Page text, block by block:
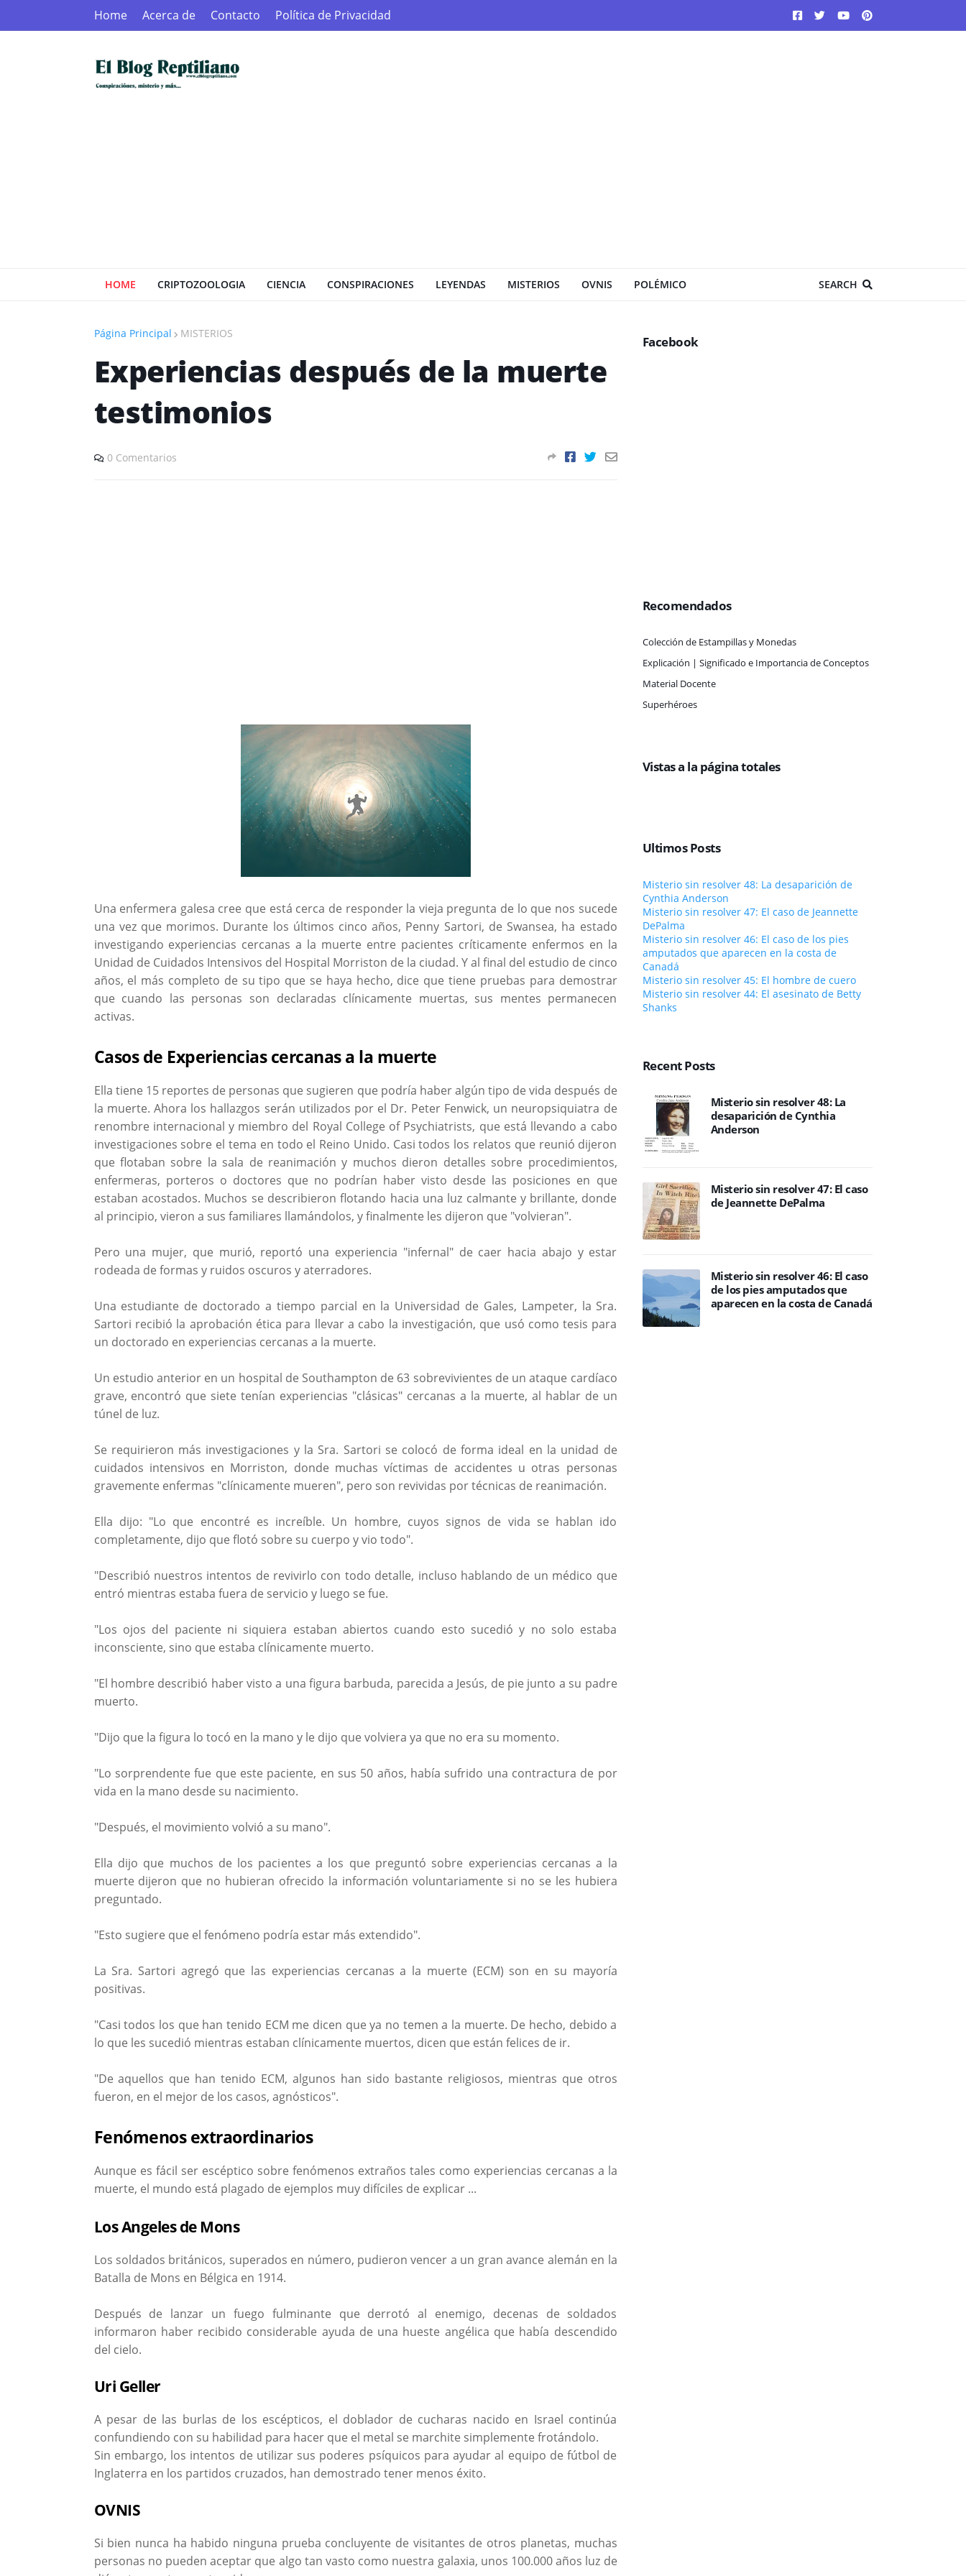
Home Acerca de Contacto Política de Privacidad
HOME CRIPTOZOOLOGIA CIENCIA CONSPIRACIONES LEYENDAS MISTERIOS OVNIS POLÉMICO SEARCH
Página Principal MISTERIOS
Experiencias después de la muerte
testimonios
0 Comentarios
Una enfermera galesa cree que está cerca de responder la vieja pregunta de lo que nos sucede
una vez que morimos. Durante los últimos cinco años, Penny Sartori, de Swansea, ha estado
investigando experiencias cercanas a la muerte entre pacientes críticamente enfermos en la
Unidad de Cuidados Intensivos del Hospital Morriston de la ciudad. Y al final del estudio de cinco
años, el más completo de su tipo que se haya hecho, dice que tiene pruebas para demostrar
que cuando las personas son declaradas clínicamente muertas, sus mentes permanecen
activas.
Casos de Experiencias cercanas a la muerte
Ella tiene 15 reportes de personas que sugieren que podría haber algún tipo de vida después de
la muerte. Ahora los hallazgos serán utilizados por el Dr. Peter Fenwick, un neuropsiquiatra de
renombre internacional y miembro del Royal College of Psychiatrists, que está llevando a cabo
investigaciones sobre el tema en todo el Reino Unido. Casi todos los relatos que reunió dijeron
que flotaban sobre la sala de reanimación y muchos dieron detalles sobre procedimientos,
enfermeras, porteros o doctores que no podrían haber visto desde las posiciones en que
estaban acostados. Muchos se describieron flotando hacia una luz calmante y brillante, donde
al principio, vieron a sus familiares llamándolos, y finalmente les dijeron que "volvieran".
Pero una mujer, que murió, reportó una experiencia "infernal" de caer hacia abajo y estar
rodeada de formas y ruidos oscuros y aterradores.
Una estudiante de doctorado a tiempo parcial en la Universidad de Gales, Lampeter, la Sra.
Sartori recibió la aprobación ética para llevar a cabo la investigación, que usó como tesis para
un doctorado en experiencias cercanas a la muerte.
Un estudio anterior en un hospital de Southampton de 63 sobrevivientes de un ataque cardíaco
grave, encontró que siete tenían experiencias "clásicas" cercanas a la muerte, al hablar de un
túnel de luz.
Se requirieron más investigaciones y la Sra. Sartori se colocó de forma ideal en la unidad de
cuidados intensivos en Morriston, donde muchas víctimas de accidentes u otras personas
gravemente enfermas "clínicamente mueren", pero son revividas por técnicas de reanimación.
Ella dijo: "Lo que encontré es increíble. Un hombre, cuyos signos de vida se hablan ido
completamente, dijo que flotó sobre su cuerpo y vio todo".
"Describió nuestros intentos de revivirlo con todo detalle, incluso hablando de un médico que
entró mientras estaba fuera de servicio y luego se fue.
"Los ojos del paciente ni siquiera estaban abiertos cuando esto sucedió y no solo estaba
inconsciente, sino que estaba clínicamente muerto.
"El hombre describió haber visto a una figura barbuda, parecida a Jesús, de pie junto a su padre
muerto.
"Dijo que la figura lo tocó en la mano y le dijo que volviera ya que no era su momento.
"Lo sorprendente fue que este paciente, en sus 50 años, había sufrido una contractura de por
vida en la mano desde su nacimiento.
"Después, el movimiento volvió a su mano".
Ella dijo que muchos de los pacientes a los que preguntó sobre experiencias cercanas a la
muerte dijeron que no hubieran ofrecido la información voluntariamente si no se les hubiera
preguntado.
"Esto sugiere que el fenómeno podría estar más extendido".
La Sra. Sartori agregó que las experiencias cercanas a la muerte (ECM) son en su mayoría
positivas.
"Casi todos los que han tenido ECM me dicen que ya no temen a la muerte. De hecho, debido a
lo que les sucedió mientras estaban clínicamente muertos, dicen que están felices de ir.
"De aquellos que han tenido ECM, algunos han sido bastante religiosos, mientras que otros
fueron, en el mejor de los casos, agnósticos".
Fenómenos extraordinarios
Aunque es fácil ser escéptico sobre fenómenos extraños tales como experiencias cercanas a la
muerte, el mundo está plagado de ejemplos muy difíciles de explicar ...
Los Angeles de Mons
Los soldados británicos, superados en número, pudieron vencer a un gran avance alemán en la
Batalla de Mons en Bélgica en 1914.
Después de lanzar un fuego fulminante que derrotó al enemigo, decenas de soldados
informaron haber recibido considerable ayuda de una hueste angélica que había descendido
del cielo.
Uri Geller
A pesar de las burlas de los escépticos, el doblador de cucharas nacido en Israel continúa
confundiendo con su habilidad para hacer que el metal se marchite simplemente frotándolo.
Sin embargo, los intentos de utilizar sus poderes psíquicos para ayudar al equipo de fútbol de
Inglaterra en los partidos cruzados, han demostrado tener menos éxito.
OVNIS
Si bien nunca ha habido ninguna prueba concluyente de visitantes de otros planetas, muchas
personas no pueden aceptar que algo tan vasto como nuestra galaxia, unos 100.000 años luz de
Facebook
Recomendados
Colección de Estampillas y Monedas
Explicación | Significado e Importancia de Conceptos
Material Docente
Superhéroes
Vistas a la página totales
Ultimos Posts
Misterio sin resolver 48: La desaparición de
Cynthia Anderson
Misterio sin resolver 47: El caso de Jeannette
DePalma
Misterio sin resolver 46: El caso de los pies
amputados que aparecen en la costa de
Canadá
Misterio sin resolver 45: El hombre de cuero
Misterio sin resolver 44: El asesinato de Betty
Shanks
Recent Posts
Misterio sin resolver 48: La
desaparición de Cynthia
Anderson
Misterio sin resolver 47: El caso
de Jeannette DePalma
Misterio sin resolver 46: El caso
de los pies amputados que
aparecen en la costa de Canadá